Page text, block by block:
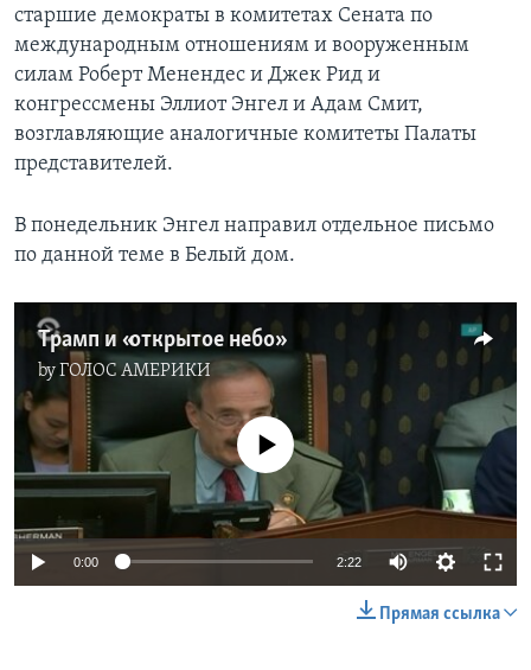
старшие демократы в комитетах Сената по
международным отношениям и вооруженным
силам Роберт Менендес и Джек Рид и
конгрессмены Эллиот Энгел и Адам Смит,
возглавляющие аналогичные комитеты Палаты
представителей.
В понедельник Энгел направил отдельное письмо
по данной теме в Белый дом.
Трамп и «открытое небо»
byГОЛОС АМЕРИКИ
No media source currently available
0:00 2:22
Прямая ссылка